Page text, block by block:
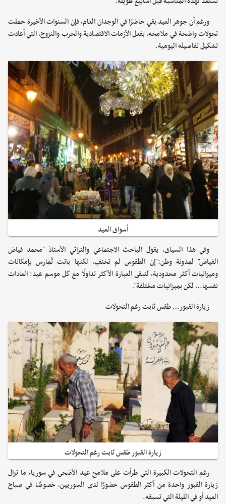
ورغم أن جوهر العيد بقي حاضرًا في الوجدان العام، فإن السنوات الأخيرة حملت
تحولات واضحة في ملامحه، بفعل الأزمات الاقتصادية والحرب والنزوح، التي أعادت
تشكيل تفاصيله اليومية.
أسواق العيد
وفي هذا السياق، يقول الباحث الاجتماعي والتراثي الأستاذ "محمد فياض
الفياض" لمدونة وطن:"إن الطقوس لم تختفِ، لكنها باتت تُمارس بإمكانات
وميزانيات أكثر محدودية، لتبقى العبارة الأكثر تداولًا مع كل موسم عيد: العادات
نفسها… لكن بميزانيات مختلفة".
زيارة القبور… طقس ثابت رغم التحولات
زيارة القبور طقس ثابت رغم التحولات
رغم التحولات الكبيرة التي طرأت على ملامح عيد الأضحى في سوريا، ما تزال
زيارة القبور واحدة من أكثر الطقوس حضورًا لدى السوريين، خصوصًا في صباح
العيد أو في الليلة التي تسبقه.